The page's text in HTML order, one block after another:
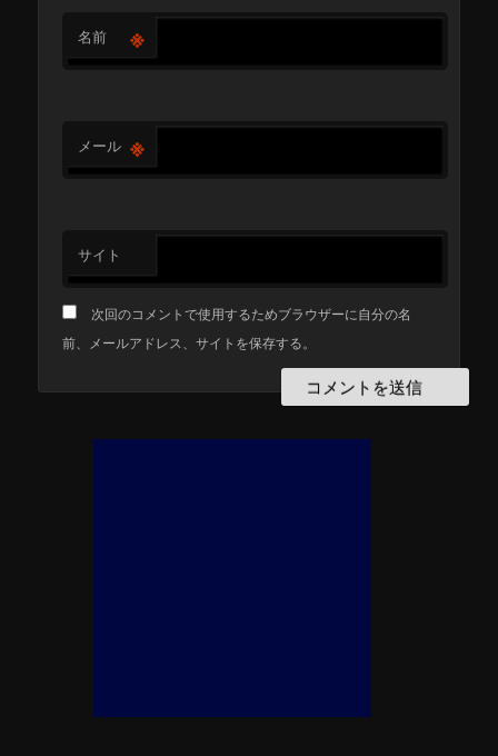
名前 ※
メール ※
サイト
次回のコメントで使用するためブラウザーに自分の名
前、メールアドレス、サイトを保存する。